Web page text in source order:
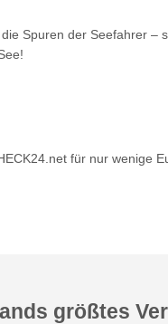
Spuren der Seefahrer
für nur wenige
größtes